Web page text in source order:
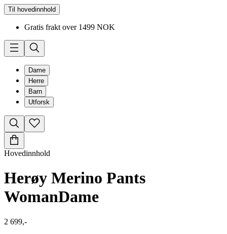
Til hovedinnhold
Gratis frakt over 1499 NOK
Dame
Herre
Barn
Utforsk
Hovedinnhold
Herøy Merino Pants
WomanDame
2 699,-